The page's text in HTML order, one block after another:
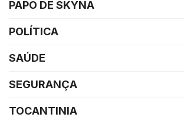
PAPO DE SKYNA
POLÍTICA
SAÚDE
SEGURANÇA
TOCANTINIA